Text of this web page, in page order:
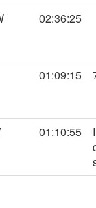
02:36:25
01:09:15
01:10:55